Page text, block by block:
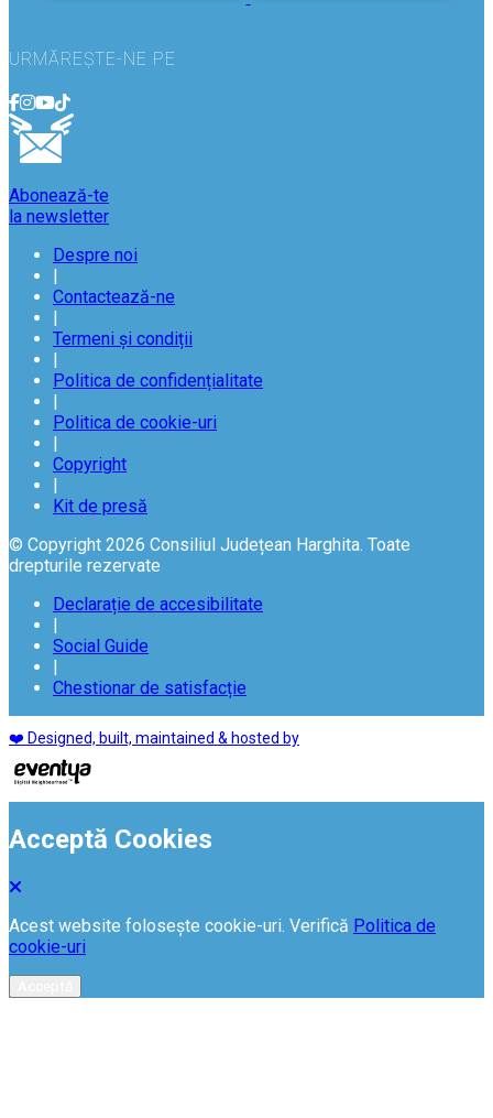
URMĂREȘTE-NE PE
Abonează-te
la newsletter
Despre noi
Contactează-ne
Termeni și condiții
Politica de confidențialitate
Politica de cookie-uri
Copyright
Kit de presă
© Copyright 2026 Consiliul Județean Harghita. Toate
drepturile rezervate
Declarație de accesibilitate
Social Guide
Chestionar de satisfacție
❤️ Designed, built, maintained & hosted by
Acceptă Cookies
Acest website folosește cookie-uri. Verifică Politica de
cookie-uri